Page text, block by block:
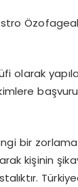
olarak
bir zorlama
kişinin